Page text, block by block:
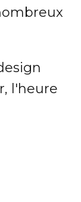
l'heure